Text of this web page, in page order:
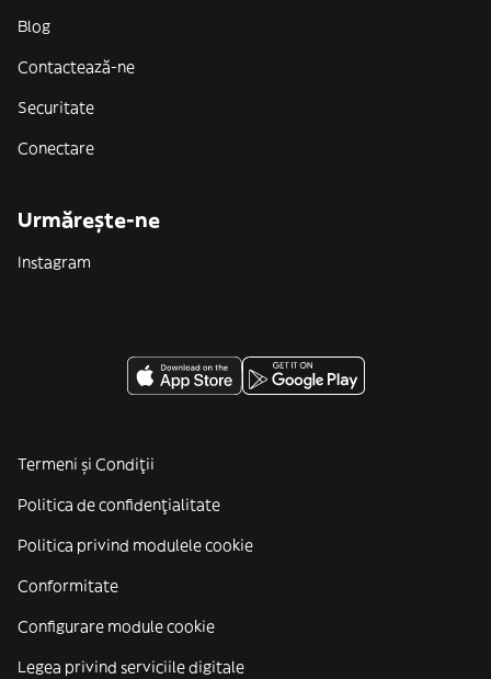
Blog
Contactează-ne
Securitate
Conectare
Urmărește-ne
Instagram
Termeni și Condiții
Politica de confidenţialitate
Politica privind modulele cookie
Conformitate
Configurare module cookie
Legea privind serviciile digitale